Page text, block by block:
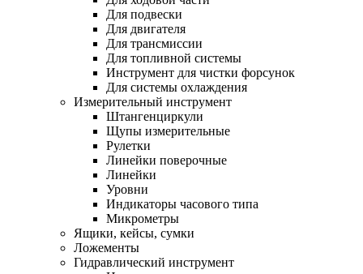
Для подвески
Для двигателя
Для трансмиссии
Для топливной системы
Инструмент для чистки форсунок
Для системы охлаждения
Измерительный инструмент
Штангенциркули
Щупы измерительные
Рулетки
Линейки поверочные
Линейки
Уровни
Индикаторы часового типа
Микрометры
Ящики, кейсы, сумки
Ложементы
Гидравлический инструмент